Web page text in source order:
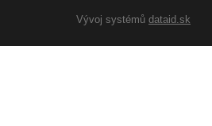
Vývoj systémů dataid.sk